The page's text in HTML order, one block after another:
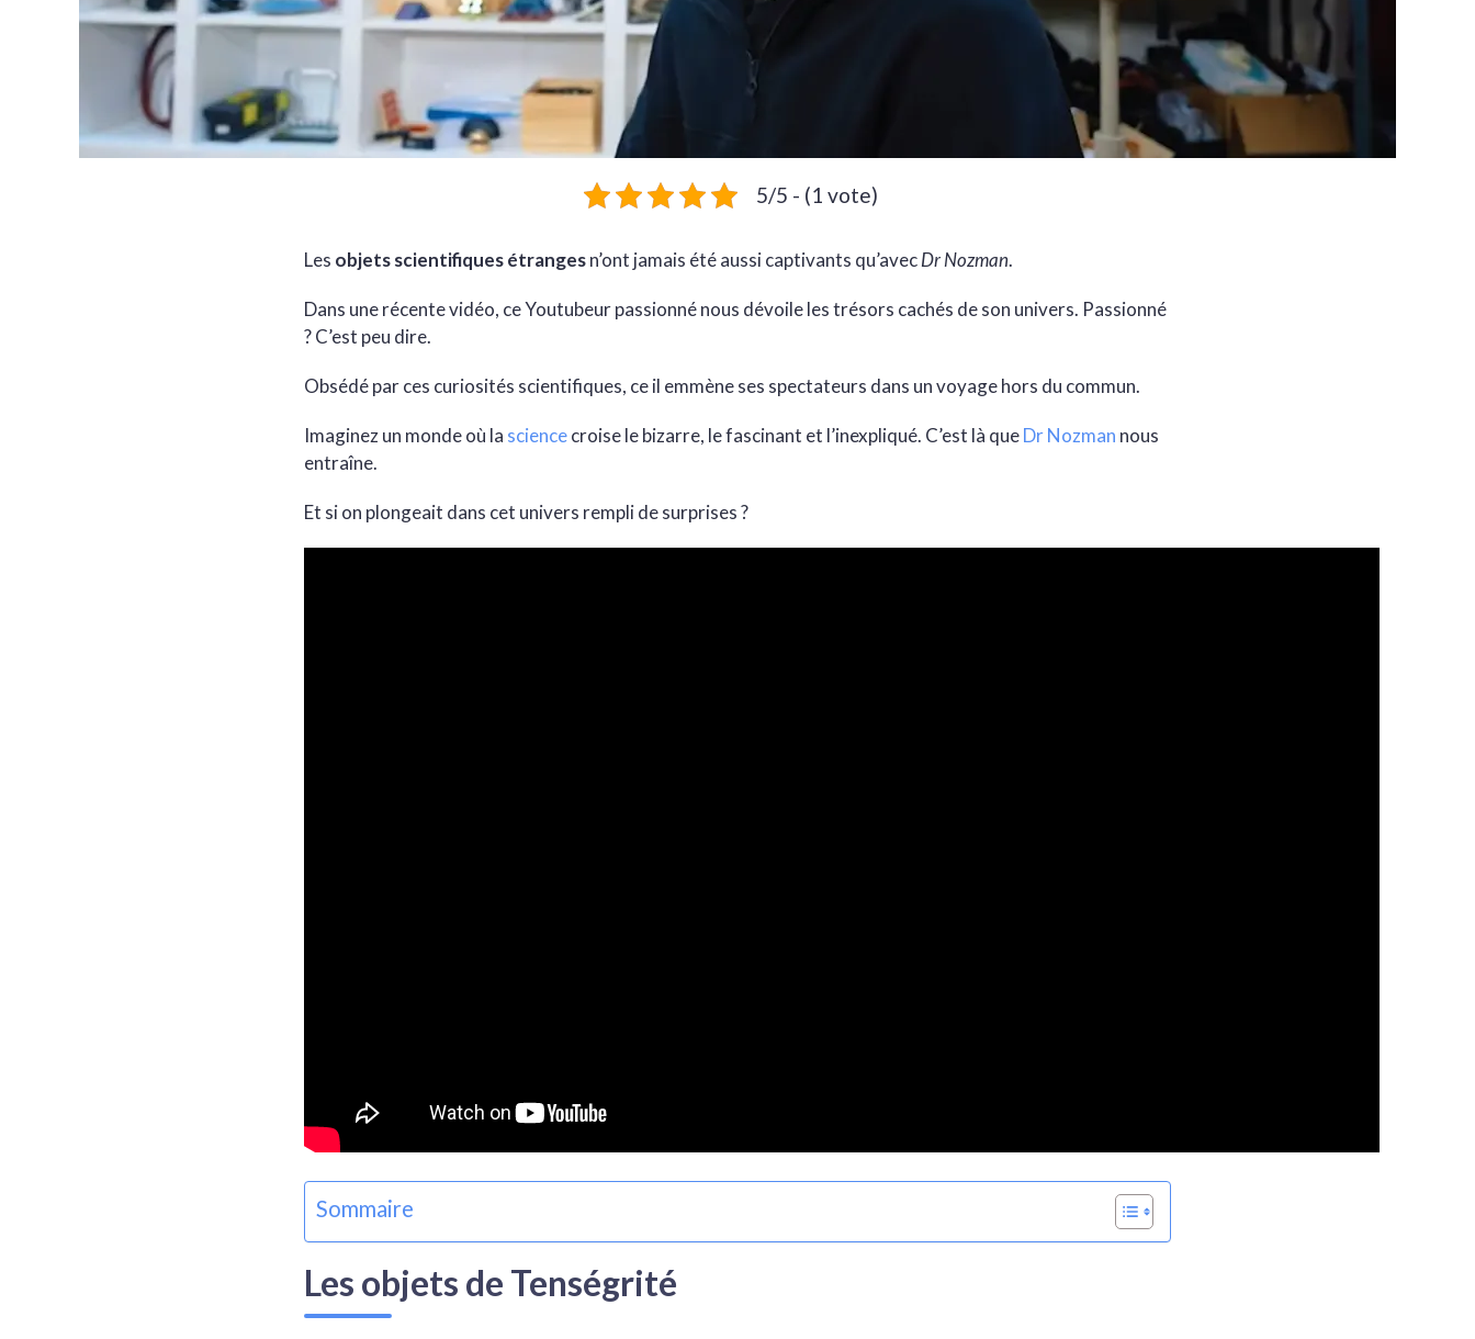
5/5 - (1 vote)
Les objets scientifiques étrangesn’ont jamais été aussi captivants qu’avecDr Nozman.
Dans une récente vidéo, ce Youtubeur passionné nous dévoile les trésors cachés de son univers. Passionné
? C’est peu dire.
Obsédé par ces curiosités scientifiques, ce il emmène ses spectateurs dans un voyage hors du commun.
Imaginez un monde où la sciencecroise le bizarre, le fascinant et l’inexpliqué. C’est là queDr Nozman nous
entraîne.
Et si on plongeait dans cet univers rempli de surprises ?
Sommaire
Les objets de Tenségrité